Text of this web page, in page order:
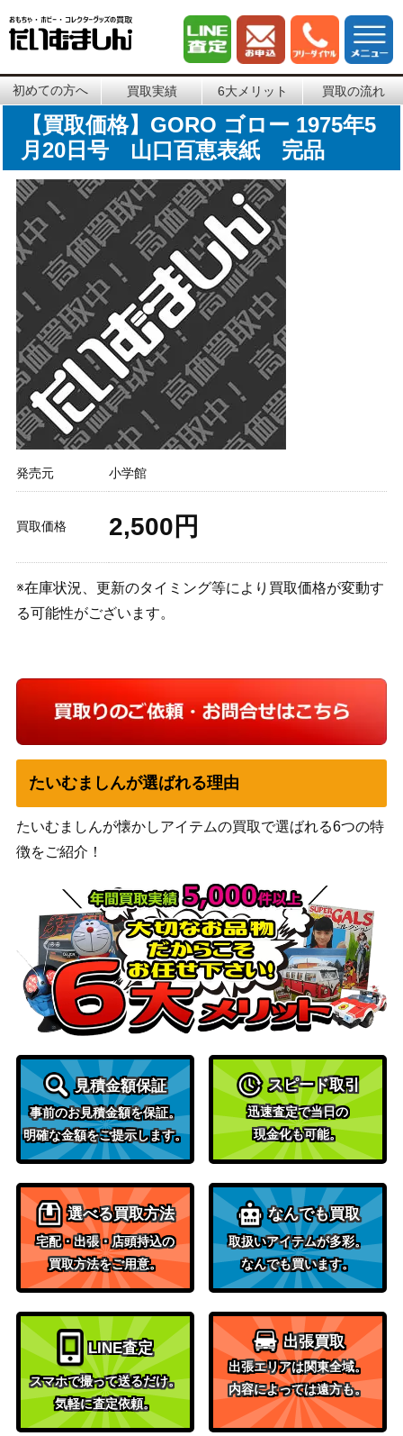
初めての方へ 買取実績 6大メリット 買取の流れ
【買取価格】GORO ゴロー 1975年5
月20日号 山口百恵表紙 完品
発売元 小学館
買取価格 2,500円
※在庫状況、更新のタイミング等により買取価格が変動す
る可能性がございます。
たいむましんが選ばれる理由
たいむましんが懐かしアイテムの買取で選ばれる6つの特
徴をご紹介！
見積金額保証
事前のお見積金額を保証。
明確な金額をご提示します。
スピード取引
迅速査定で当日の
現金化も可能。
選べる買取方法
宅配・出張・店頭持込の
買取方法をご用意。
なんでも買取
取扱いアイテムが多彩。
なんでも買います。
LINE査定
スマホで撮って送るだけ。
気軽に査定依頼。
出張買取
出張エリアは関東全域。
内容によっては遠方も。